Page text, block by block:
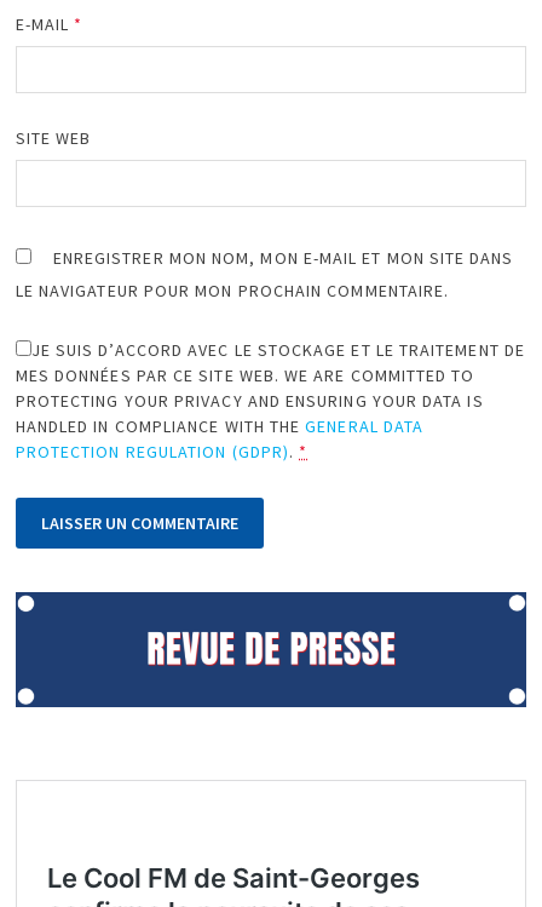
E-MAIL *
SITE WEB
ENREGISTRER MON NOM, MON E-MAIL ET MON SITE DANS
LE NAVIGATEUR POUR MON PROCHAIN COMMENTAIRE.
JE SUIS D’ACCORD AVEC LE STOCKAGE ET LE TRAITEMENT DE
MES DONNÉES PAR CE SITE WEB. WE ARE COMMITTED TO
PROTECTING YOUR PRIVACY AND ENSURING YOUR DATA IS
HANDLED IN COMPLIANCE WITH THEGENERAL DATA
PROTECTION REGULATION (GDPR). *